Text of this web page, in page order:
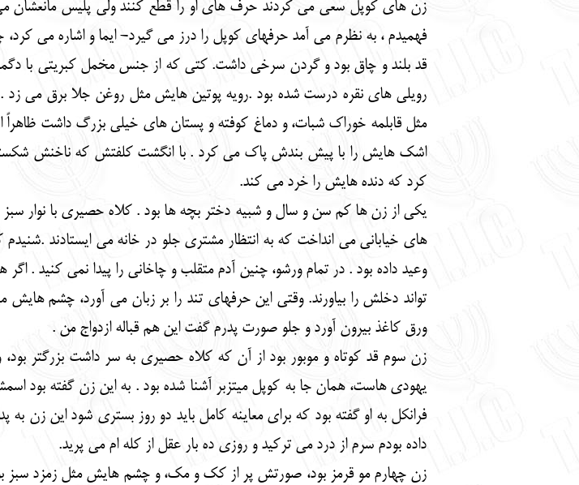
زن های کوپل سعی می کردند حرف های او را قطع کنند ولی پلیس مانعشان
فهمیدم ، به نظرم می آمد حرفهای کوپل را درز می گیرد- ایما و اشاره می
قد بلند و چاق بود و گردن سرخی داشت. کتی که از جنس مخمل کبریتی با
رویلی های نقره درست شده بود .رویه پوتین هایش مثل روغن جلا برق می زد .
مثل قابلمه خوراک شبات، و دماغ کوفته و پستان های خیلی بزرگ داشت
اشک هایش را با پیش بندش پاک می کرد . با انگشت کلفتش که ناخنش شکسته
کرد که دنده هایش را خرد می کند.
یکی از زن ها کم سن و سال و شبیه دختر بچه ها بود . کلاه حصیری با نوار
های خیابانی می انداخت که به انتظار مشتری جلو در خانه می ایستادند
وعید داده بود . در تمام ورشو، چنین آدم متقلب و چاخانی را پیدا نمی کنید .
تواند دخلش را بیاورند. وقتی این حرفهای تند را بر زبان می آورد، چشم
ورق کاغذ بیرون آورد و جلو صورت پدرم گفت این هم قباله ازدواج من .
زن سوم قد کوتاه و موبور بود از آن که کلاه حصیری به سر داشت بزرگتر
یهودی هاست، همان جا به کوپل میتزبر آشنا شده بود . به این زن گفته بود
فرانکل به او گفته بود که برای معاینه کامل باید دو روز بستری شود این
داده بودم سرم از درد می ترکید و روزی ده بار عقل از کله ام می پرید.
زن چهارم مو قرمز بود، صورتش پر از کک و مک، و چشم هایش مثل زمزد سبز